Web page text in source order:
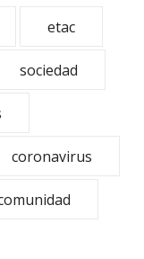
etac
sociedad
coronavirus